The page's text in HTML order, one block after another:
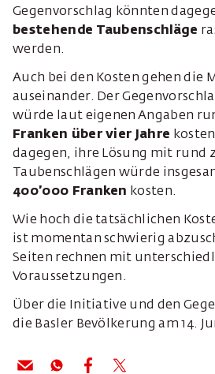
Gegenvorschlag könnten
bestehende Taubenschläge
werden.
Auch bei den Kosten gehen die
auseinander. Der
würde laut eigenen Angaben
Franken über vier Jahre
dagegen, ihre Lösung mit rund
Taubenschlägen würde
400’000 Franken kosten.
Wie hoch die tatsächlichen
ist momentan schwierig
Seiten rechnen mit
Voraussetzungen.
Über die Initiative und den
die Basler Bevölkerung am 14.